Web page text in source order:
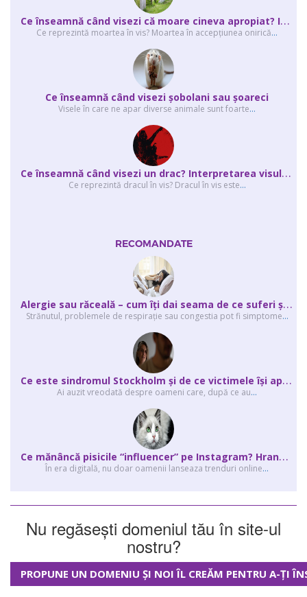
C
e înseamnă când visezi că moare cineva apropiat? Interpretarea visului în ...
Ce reprezintă moartea în vis? Moartea în accepţiunea onirică...
Ce înseamnă când visezi şobolani sau şoareci
Visele în care ne apar diverse animale sunt foarte...
C
e înseamnă când visezi un drac? Interpretarea visului în care apar unul sau...
Ce reprezintă dracul în vis? Dracul în vis este...
RECOMANDATE
A
lergie sau răceală – cum îţi dai seama de ce suferi și de ce conteaz...
Strănutul, problemele de respirație sau congestia pot fi simptome...
C
e este sindromul Stockholm și de ce victimele își apără agresorii.
Ai auzit vreodată despre oameni care, după ce au...
C
e mănâncă pisicile “influencer” pe Instagram? Hrana lor virală
În era digitală, nu doar oamenii lanseaza trenduri online...
Nu regăsești domeniul tău în site-ul
nostru?
PROPUNE UN DOMENIU ȘI NOI ÎL CREĂM PENTRU A-ȚI